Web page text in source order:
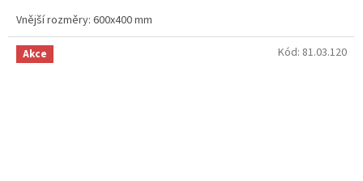
Vnější rozměry: 600x400 mm
Akce Kód: 81.03.120